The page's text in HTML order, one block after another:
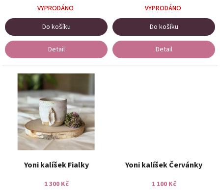
u
e
m
VYPRODÁNO
Do košíku
Detail
VYPRODÁNO
Do košíku
Detail
Yoni kalíšek Fialky
1 300 Kč
Yoni kalíšek Červánky
1 100 Kč